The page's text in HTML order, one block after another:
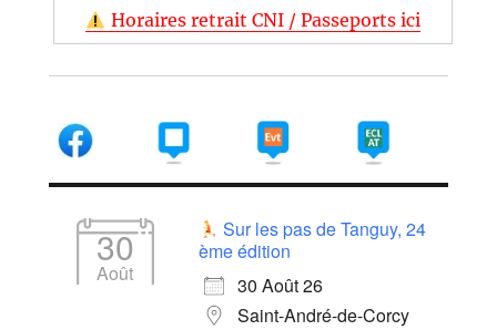
Horaires retrait CNI / Passeports ici
30
Août
Sur les pas de Tanguy, 24
ème édition
30 Août 26
Saint-André-de-Corcy